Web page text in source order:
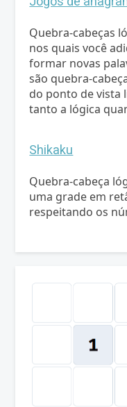
Quebra-cabeças
nos quais você
formar novas
são quebra-
do ponto de vista
tanto a lógica
Shikaku
Quebra-cabeça
uma grade em
respeitando os